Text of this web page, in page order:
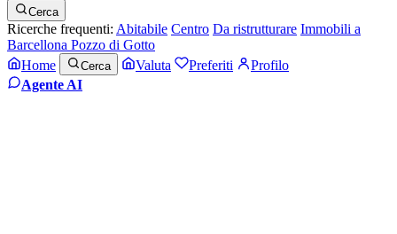
Cerca
Ricerche frequenti: Abitabile Centro Da ristrutturare Immobili a
Barcellona Pozzo di Gotto
Home
Cerca Valuta Preferiti
Profilo
Agente AI